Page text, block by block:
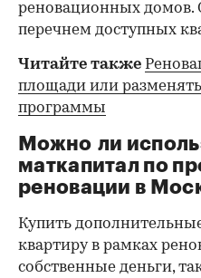
реновационных домов.
перечнем доступных
Читайте также
площади или
программы
Можно ли
маткапитал по
реновации в
Купить
квартиру в рамках
собственные деньги,